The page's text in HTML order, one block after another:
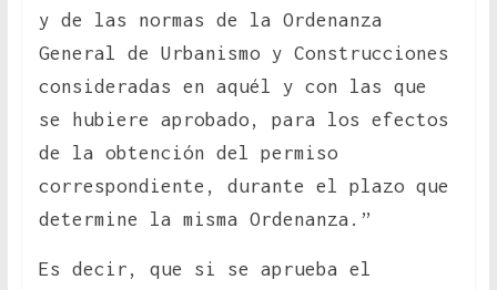
y de las normas de la Ordenanza
General de Urbanismo y Construcciones
consideradas en aquél y con las que
se hubiere aprobado, para los efectos
de la obtención del permiso
correspondiente, durante el plazo que
determine la misma Ordenanza.”
Es decir, que si se aprueba el